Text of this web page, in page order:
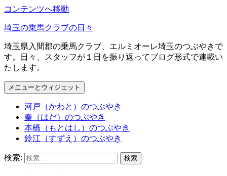
コンテンツへ移動
埼玉の乗馬クラブの日々
埼玉県入間郡の乗馬クラブ、エルミオーレ埼玉のつぶやきで
す。日々、スタッフが１日を振り返ってブログ形式で連載い
たします。
メニューとウィジェット
河戸（かわと）のつぶやき
秦（はだ）のつぶやき
本橋（もとはし）のつぶやき
鈴江（すずえ）のつぶやき
検索: